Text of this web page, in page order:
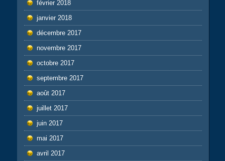
février 2018
janvier 2018
décembre 2017
novembre 2017
octobre 2017
septembre 2017
août 2017
juillet 2017
juin 2017
mai 2017
avril 2017